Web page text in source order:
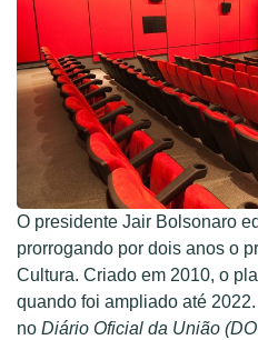
O presidente Jair Bolsonaro
prorrogando por dois anos o
Cultura. Criado em 2010, o
quando foi ampliado até
no Diário Oficial da União